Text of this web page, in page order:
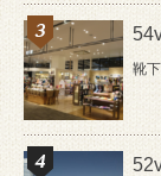
靴